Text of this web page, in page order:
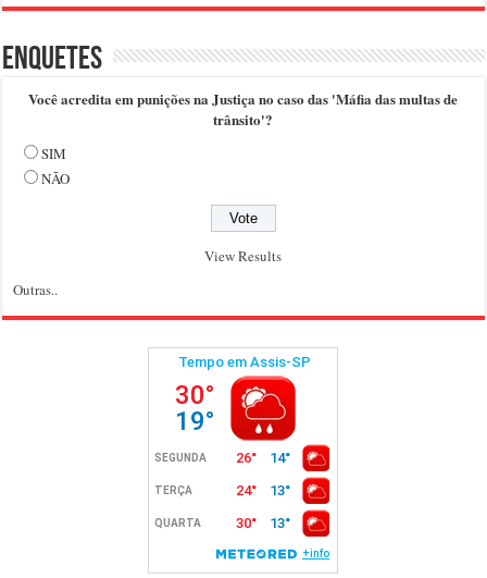
Enquetes
Você acredita em punições na Justiça no caso das 'Máfia das multas de
trânsito'?
SIM
NÃO
View Results
Outras..